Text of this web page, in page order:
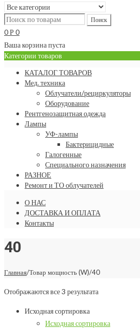
0 Р 0
Ваша корзина пуста
Категории товаров
КАТАЛОГ ТОВАРОВ
Мед. техника
Облучатели/рециркуляторы
Оборудование
Рентгенозащитная одежда
Лампы
УФ-лампы
Бактерицидные
Галогенные
Специального назначения
РАЗНОЕ
Ремонт и ТО облучателей
О НАС
ДОСТАВКА И ОПЛАТА
Контакты
40
Главная/Товар мощность (W)/40
Отображаются все 3 результата
Исходная сортировка
Исходная сортировка